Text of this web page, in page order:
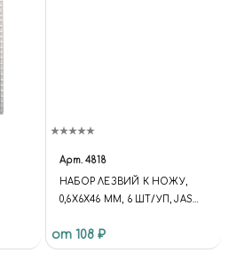
Арт. 4818
НАБОР ЛЕЗВИЙ К НОЖУ,
0,6Х6Х46 ММ, 6 ШТ/УП, JAS
от 108 ₽